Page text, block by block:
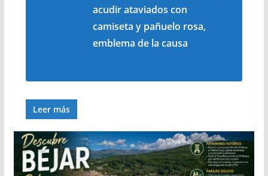
acudir ataviados con
camiseta y pañuelo rosa,
emblema de la causa
Leer más